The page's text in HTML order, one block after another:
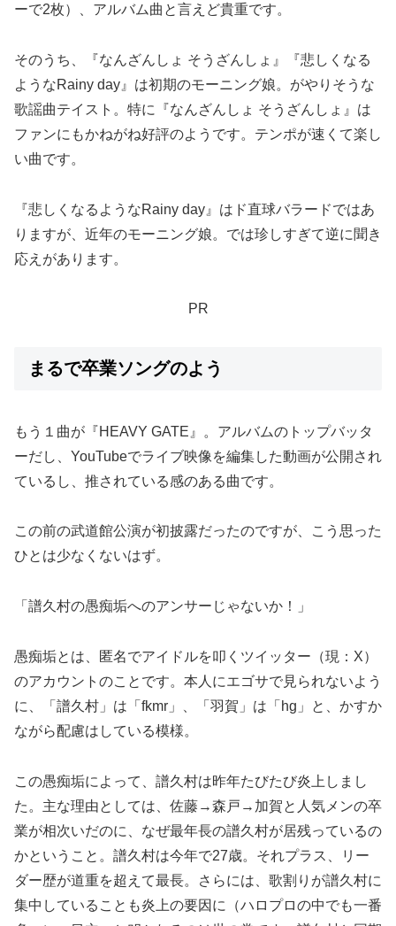
ーで2枚）、アルバム曲と言えど貴重です。
そのうち、『なんざんしょ そうざんしょ』『悲しくなる
ようなRainy day』は初期のモーニング娘。がやりそうな
歌謡曲テイスト。特に『なんざんしょ そうざんしょ』は
ファンにもかねがね好評のようです。テンポが速くて楽し
い曲です。
『悲しくなるようなRainy day』はド直球バラードではあ
りますが、近年のモーニング娘。では珍しすぎて逆に聞き
応えがあります。
PR
まるで卒業ソングのよう
もう１曲が『HEAVY GATE』。アルバムのトップバッタ
ーだし、YouTubeでライブ映像を編集した動画が公開され
ているし、推されている感のある曲です。
この前の武道館公演が初披露だったのですが、こう思った
ひとは少なくないはず。
「譜久村の愚痴垢へのアンサーじゃないか！」
愚痴垢とは、匿名でアイドルを叩くツイッター（現：X）
のアカウントのことです。本人にエゴサで見られないよう
に、「譜久村」は「fkmr」、「羽賀」は「hg」と、かすか
ながら配慮はしている模様。
この愚痴垢によって、譜久村は昨年たびたび炎上しまし
た。主な理由としては、佐藤→森戸→加賀と人気メンの卒
業が相次いだのに、なぜ最年長の譜久村が居残っているの
かということ。譜久村は今年で27歳。それプラス、リー
ダー歴が道重を超えて最長。さらには、歌割りが譜久村に
集中していることも炎上の要因に（ハロプロの中でも一番